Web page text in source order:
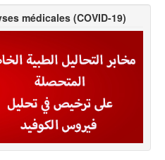
médicales (COVID-19)